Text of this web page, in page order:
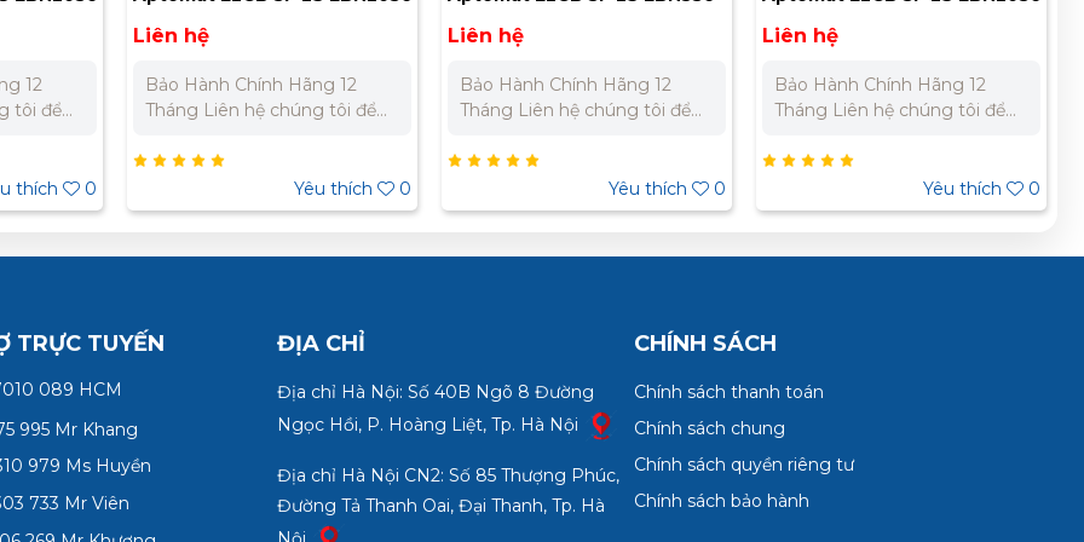
12
332
thích 0
(30 mA, 225A, 26kA)
Liên hệ
Bảo Hành Chính Hãng 12
Tháng Liên hệ chúng tôi để
án. Miền Bắc : 0989 310 979
0902 303 733 – 0945 332
Yêu thích 0
100/200/500mA (Adjustable)
Liên hệ
Bảo Hành Chính Hãng 12
Tháng Liên hệ chúng tôi để
án. Miền Bắc : 0989 310 979
0902 303 733 – 0945 332
Yêu thích 0
100/200/500mA (Adjustable)
Liên hệ
Bảo Hành Chính Hãng 12
Tháng Liên hệ chúng tôi để
án. Miền Bắc : 0989 310 979
0902 303 733 – 0945 332
Yêu thích 0
TRỰC TUYẾN
089 HCM
995 Mr Khang
979 Ms Huyền
733 Mr Viên
ĐỊA CHỈ
Địa chỉ Hà Nội: Số 40B Ngõ 8 Đường
Ngọc Hồi, P. Hoàng Liệt, Tp. Hà Nội
Địa chỉ Hà Nội CN2: Số 85 Thượng Phúc,
Đường Tả Thanh Oai, Đại Thanh, Tp. Hà
Nội
CHÍNH SÁCH
Chính sách thanh toán
Chính sách chung
Chính sách quyền riêng tư
Chính sách bảo hành